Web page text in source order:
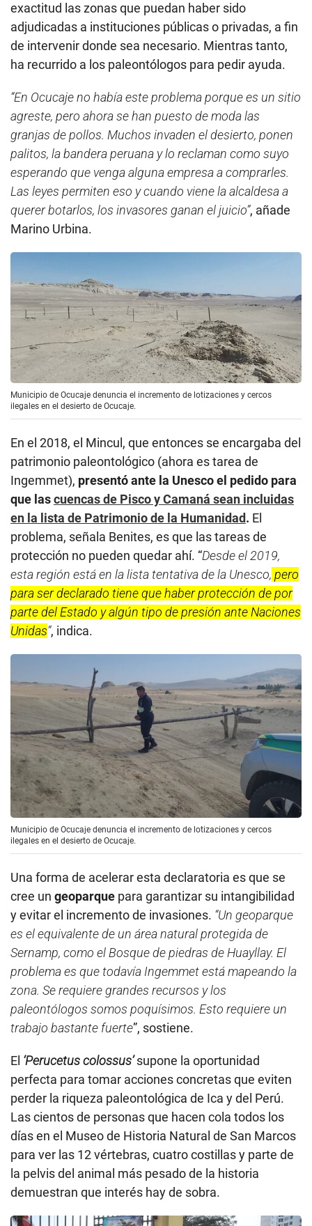
exactitud las zonas que puedan haber sido
adjudicadas a instituciones públicas o privadas, a fin
de intervenir donde sea necesario. Mientras tanto,
ha recurrido a los paleontólogos para pedir ayuda.
“En Ocucaje no había este problema porque es un sitio
agreste, pero ahora se han puesto de moda las
granjas de pollos. Muchos invaden el desierto, ponen
palitos, la bandera peruana y lo reclaman como suyo
esperando que venga alguna empresa a comprarles.
Las leyes permiten eso y cuando viene la alcaldesa a
querer botarlos, los invasores ganan el juicio”, añade
Marino Urbina.
Municipio de Ocucaje denuncia el incremento de lotizaciones y cercos
ilegales en el desierto de Ocucaje.
En el 2018, el Mincul, que entonces se encargaba del
patrimonio paleontológico (ahora es tarea de
Ingemmet), presentó ante la Unesco el pedido para
que lascuencas de Pisco y Camaná sean incluidas
en la lista de Patrimonio de la Humanidad. El
problema, señala Benites, es que las tareas de
protección no pueden quedar ahí. “Desde el 2019,
esta región está en la lista tentativa de la Unesco, pero
para ser declarado tiene que haber protección de por
parte del Estado y algún tipo de presión ante Naciones
Unidas”, indica.
Municipio de Ocucaje denuncia el incremento de lotizaciones y cercos
ilegales en el desierto de Ocucaje.
Una forma de acelerar esta declaratoria es que se
cree un geoparque para garantizar su intangibilidad
y evitar el incremento de invasiones. “Un geoparque
es el equivalente de un área natural protegida de
Sernamp, como el Bosque de piedras de Huayllay. El
problema es que todavía Ingemmet está mapeando la
zona. Se requiere grandes recursos y los
paleontólogos somos poquísimos. Esto requiere un
trabajo bastante fuerte”, sostiene.
El ‘Perucetus colossus’supone la oportunidad
perfecta para tomar acciones concretas que eviten
perder la riqueza paleontológica de Ica y del Perú.
Las cientos de personas que hacen cola todos los
días en el Museo de Historia Natural de San Marcos
para ver las 12 vértebras, cuatro costillas y parte de
la pelvis del animal más pesado de la historia
demuestran que interés hay de sobra.